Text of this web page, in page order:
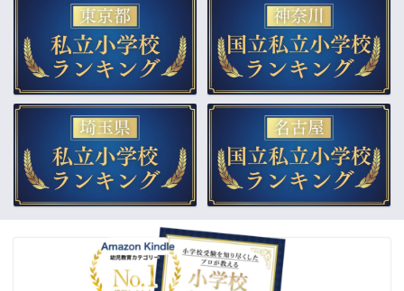
▲小学校受験合格の教科書 ▲教材販売（通販）
▲受験個別相談
▲幼稚園受験をプロが解説